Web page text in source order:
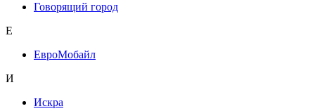
Говорящий город
Е
ЕвроМобайл
И
Искра